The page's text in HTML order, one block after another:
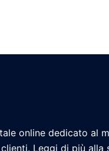
online dedicato al
Leggi di più